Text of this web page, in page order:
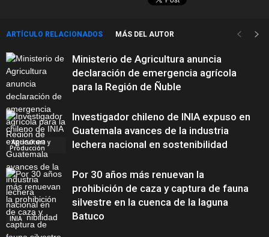
ARTÍCULO RELACIONADOS MÁS DEL AUTOR
Agricultura y
Producción
Ministerio de Agricultura anuncia
declaración de emergencia agrícola
para la Región de Ñuble
INIA
Investigador chileno de INIA expuso en
Guatemala avances de la industria
lechera nacional en sostenibilidad
Por 30 años más renuevan la
prohibición de caza y captura de fauna
silvestre en la cuenca de la laguna
Batuco